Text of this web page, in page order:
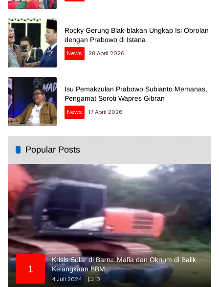
Rocky Gerung Blak-blakan Ungkap Isi Obrolan
dengan Prabowo di Istana
News
28 April 2026
Isu Pemakzulan Prabowo Subianto Memanas,
Pengamat Soroti Wapres Gibran
News
17 April 2026
Popular Posts
1
Krisis Solar di Barru: Mafia dan Oknum di Balik
Kelangkaan BBM
4 Juli 2024
0